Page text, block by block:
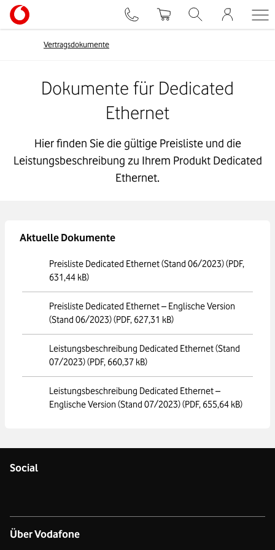
Vertragsdokumente
Dokumente für Dedicated
Ethernet
Hier finden Sie die gültige Preisliste und die
Leistungsbeschreibung zu Ihrem Produkt Dedicated
Ethernet.
Aktuelle Dokumente
Preisliste Dedicated Ethernet (Stand 06/2023)(PDF,
631,44 kB)
Preisliste Dedicated Ethernet – Englische Version
(Stand 06/2023)(PDF, 627,31 kB)
Leistungsbeschreibung Dedicated Ethernet (Stand
07/2023)(PDF, 660,37 kB)
Leistungsbeschreibung Dedicated Ethernet –
Englische Version (Stand 07/2023)(PDF, 655,64 kB)
Social
Über Vodafone